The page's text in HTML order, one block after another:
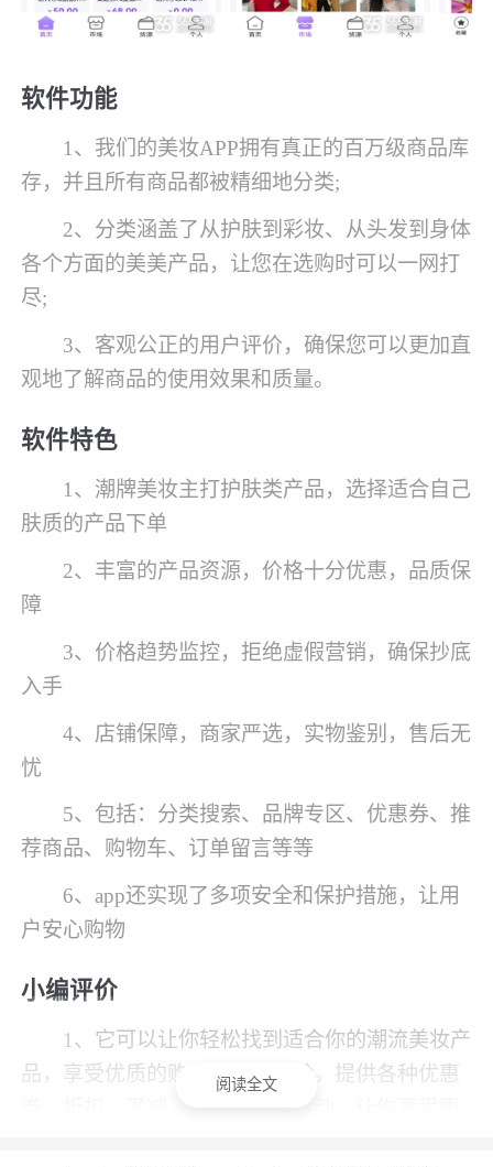
软件功能
1、我们的美妆APP拥有真正的百万级商品库
存，并且所有商品都被精细地分类;
2、分类涵盖了从护肤到彩妆、从头发到身体
各个方面的美美产品，让您在选购时可以一网打
尽;
3、客观公正的用户评价，确保您可以更加直
观地了解商品的使用效果和质量。
软件特色
1、潮牌美妆主打护肤类产品，选择适合自己
肤质的产品下单
2、丰富的产品资源，价格十分优惠，品质保
障
3、价格趋势监控，拒绝虚假营销，确保抄底
入手
4、店铺保障，商家严选，实物鉴别，售后无
忧
5、包括：分类搜索、品牌专区、优惠券、推
荐商品、购物车、订单留言等等
6、app还实现了多项安全和保护措施，让用
户安心购物
小编评价
1、它可以让你轻松找到适合你的潮流美妆产
品，享受优质的购物服务和体验。提供各种优惠
阅读全文